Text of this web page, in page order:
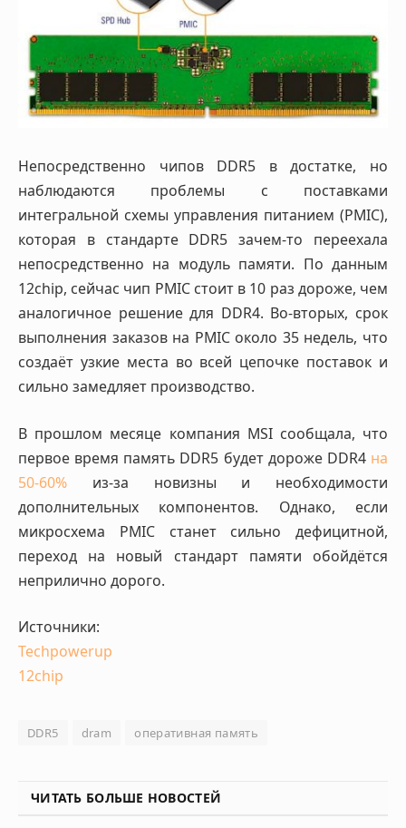
Непосредственно чипов DDR5 в достатке, но
наблюдаются проблемы с поставками
интегральной схемы управления питанием (PMIC),
которая в стандарте DDR5 зачем-то переехала
непосредственно на модуль памяти. По данным
12chip, сейчас чип PMIC стоит в 10 раз дороже, чем
аналогичное решение для DDR4. Во-вторых, срок
выполнения заказов на PMIC около 35 недель, что
создаёт узкие места во всей цепочке поставок и
сильно замедляет производство.
В прошлом месяце компания MSI сообщала, что
первое время память DDR5 будет дороже DDR4 на
50-60% из-за новизны и необходимости
дополнительных компонентов. Однако, если
микросхема PMIC станет сильно дефицитной,
переход на новый стандарт памяти обойдётся
неприлично дорого.
Источники:
Techpowerup
12chip
DDR5 dram оперативная память
ЧИТАТЬ БОЛЬШЕ НОВОСТЕЙ